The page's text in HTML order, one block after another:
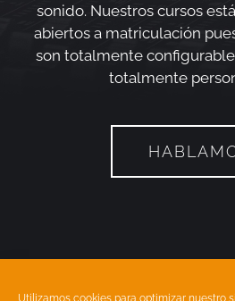
Utilizamos cookies para optimizar nuestro
sonido. Nuestros cursos
abiertos a matriculación
son totalmente
totalmente